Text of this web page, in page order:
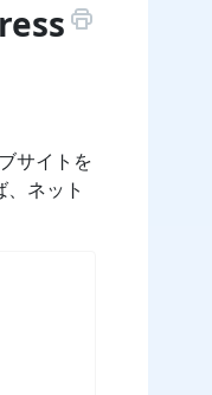
サイトを
ネット